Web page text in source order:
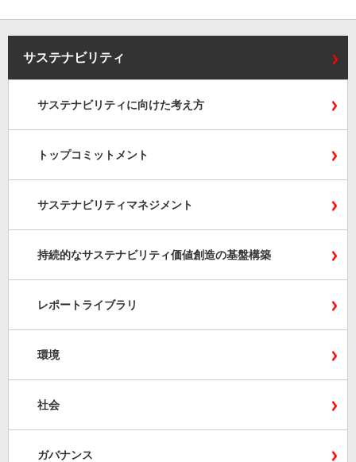
サステナビリティ
サステナビリティに向けた考え方
トップコミットメント
サステナビリティマネジメント
持続的なサステナビリティ価値創造の基盤構築
レポートライブラリ
環境
社会
ガバナンス